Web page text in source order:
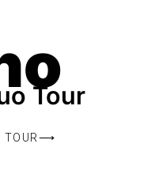
Tour
TOUR⟶